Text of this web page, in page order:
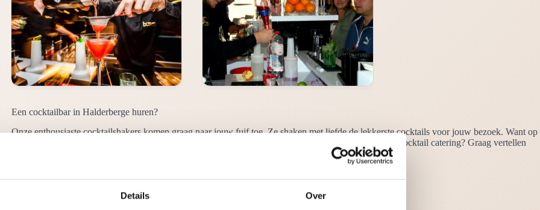
Details Over
Een cocktailbar in Halderberge huren?
Onze enthousiaste cocktailshakers komen graag naar jouw fuif toe. Ze shaken met liefde de lekkerste cocktails voor jouw bezoek. Want op
een klasse festijn mogen feestelijke cocktails eigenlijk niet ontbreken. Maar waarom kiezen voor onze cocktail catering? Graag vertellen
Omdat onze cocktailbars in Halderberge
Inzetbaar zijn op vrijwel iedere ligging